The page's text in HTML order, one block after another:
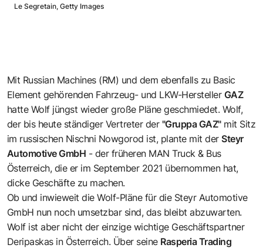
Le Segretain, Getty Images
Mit Russian Machines (RM) und dem ebenfalls zu Basic
Element gehörenden Fahrzeug- und LKW-Hersteller GAZ
hatte Wolf jüngst wieder große Pläne geschmiedet. Wolf,
der bis heute ständiger Vertreter der "Gruppa GAZ" mit Sitz
im russischen Nischni Nowgorod ist, plante mit derSteyr
Automotive GmbH - der früheren MAN Truck & Bus
Österreich, die er im September 2021 übernommen hat,
dicke Geschäfte zu machen.
Ob und inwieweit die Wolf-Pläne für die Steyr Automotive
GmbH nun noch umsetzbar sind, das bleibt abzuwarten.
Wolf ist aber nicht der einzige wichtige Geschäftspartner
Deripaskas in Österreich. Über seine Rasperia Trading